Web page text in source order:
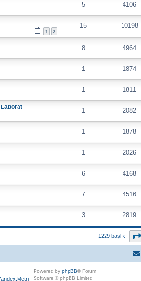
5 4106
1 2
15 10198
8 4964
1 1874
1 1811
1 2082
1 1878
1 2026
6 4168
7 4516
3 2819
1229 başlık
Powered by phpBB® Forum
Software © phpBB Limited